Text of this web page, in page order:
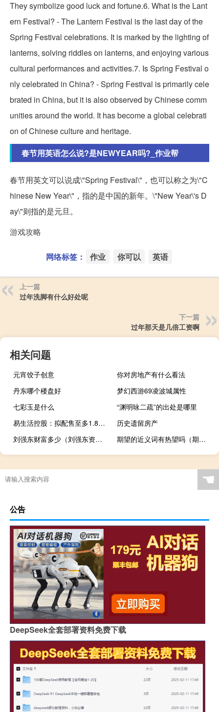
They symbolize good luck and fortune.6. What is the Lant
ern Festival? - The Lantern Festival is the last day of the
Spring Festival celebrations. It is marked by the lighting of
lanterns, solving riddles on lanterns, and enjoying various
cultural performances and activities.7. Is Spring Festival o
nly celebrated in China? - Spring Festival is primarily cele
brated in China, but it is also observed by Chinese comm
unities around the world. It has become a global celebrati
on of Chinese culture and heritage.
春节用英语怎么说?是NEWYEAR吗?_作业帮
春节用英文可以说成\"Spring Festival\"，也可以称之为\"C
hinese New Year\"，指的是中国的新年。\"New Year\'s D
ay\"则指的是元旦。
游戏攻略
网络标签： 作业 你可以 英语
上一篇
过年洗脚有什么好处呢
下一篇
过年那天是几倍工资啊
相关问题
元宵饺子创意
你对房地产有什么看法
丹东哪个楼盘好
梦幻西游69凌波城属性
七彩玉是什么
“渊明咏二疏”的出处是哪里
易生活控股：拟配售至多1.806亿股新股筹资约2530万港元
历史遗留房产
刘强东财富多少（刘强东资产）
期望的近义词有热望吗（期望的近义词是什么）
☚
公告
DeepSeek全套部署资料免费下载